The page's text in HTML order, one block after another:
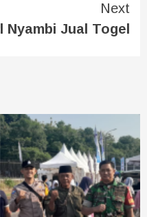
Next
Nyambi Jual Togel